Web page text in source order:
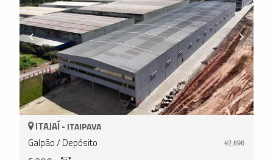
#2.696
ITAJAÍ - ITAIPAVA
Galpão / Depósito